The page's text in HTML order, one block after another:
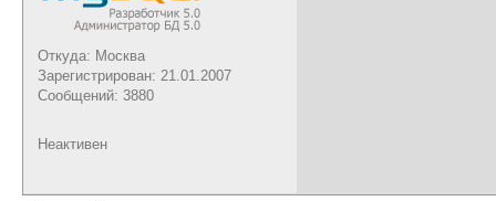
Откуда: Москва
Зарегистрирован: 21.01.2007
Сообщений: 3880
Неактивен